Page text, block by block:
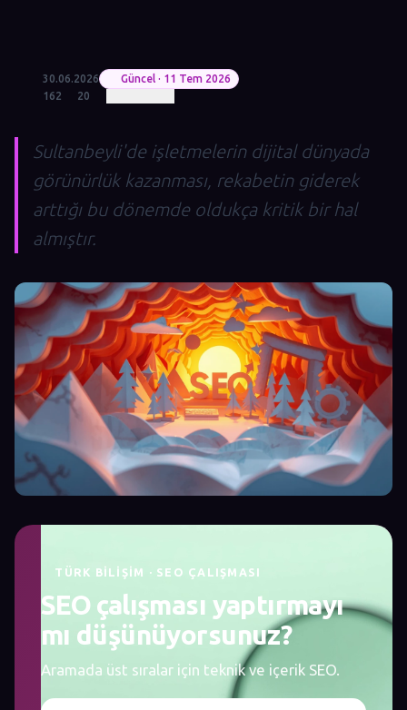
30.06.2026
Güncel · 11 Tem 2026
162
20
Sultanbeyli'de işletmelerin dijital dünyada
görünürlük kazanması, rekabetin giderek
arttığı bu dönemde oldukça kritik bir hal
almıştır.
TÜRK BILIŞIM · SEO ÇALIŞMASI
SEO çalışması yaptırmayı
mı düşünüyorsunuz?
Aramada üst sıralar için teknik ve içerik SEO.